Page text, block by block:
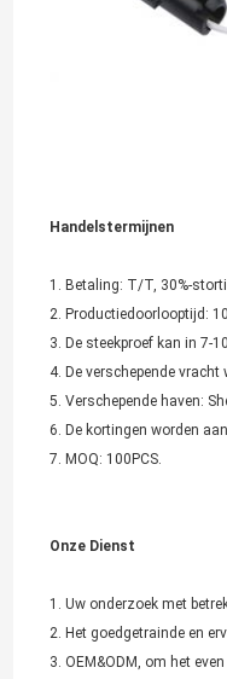
Handelstermijnen
1. Betaling: T/T, 30%-
2. Productiedoorlooptijd:
3. De steekproef kan in 7-
4. De verschepende
5. Verschepende haven:
6. De kortingen worden
7. MOQ: 100PCS.
Onze Dienst
1. Uw onderzoek met
2. Het goedgetrainde en
3. OEM&ODM, om het